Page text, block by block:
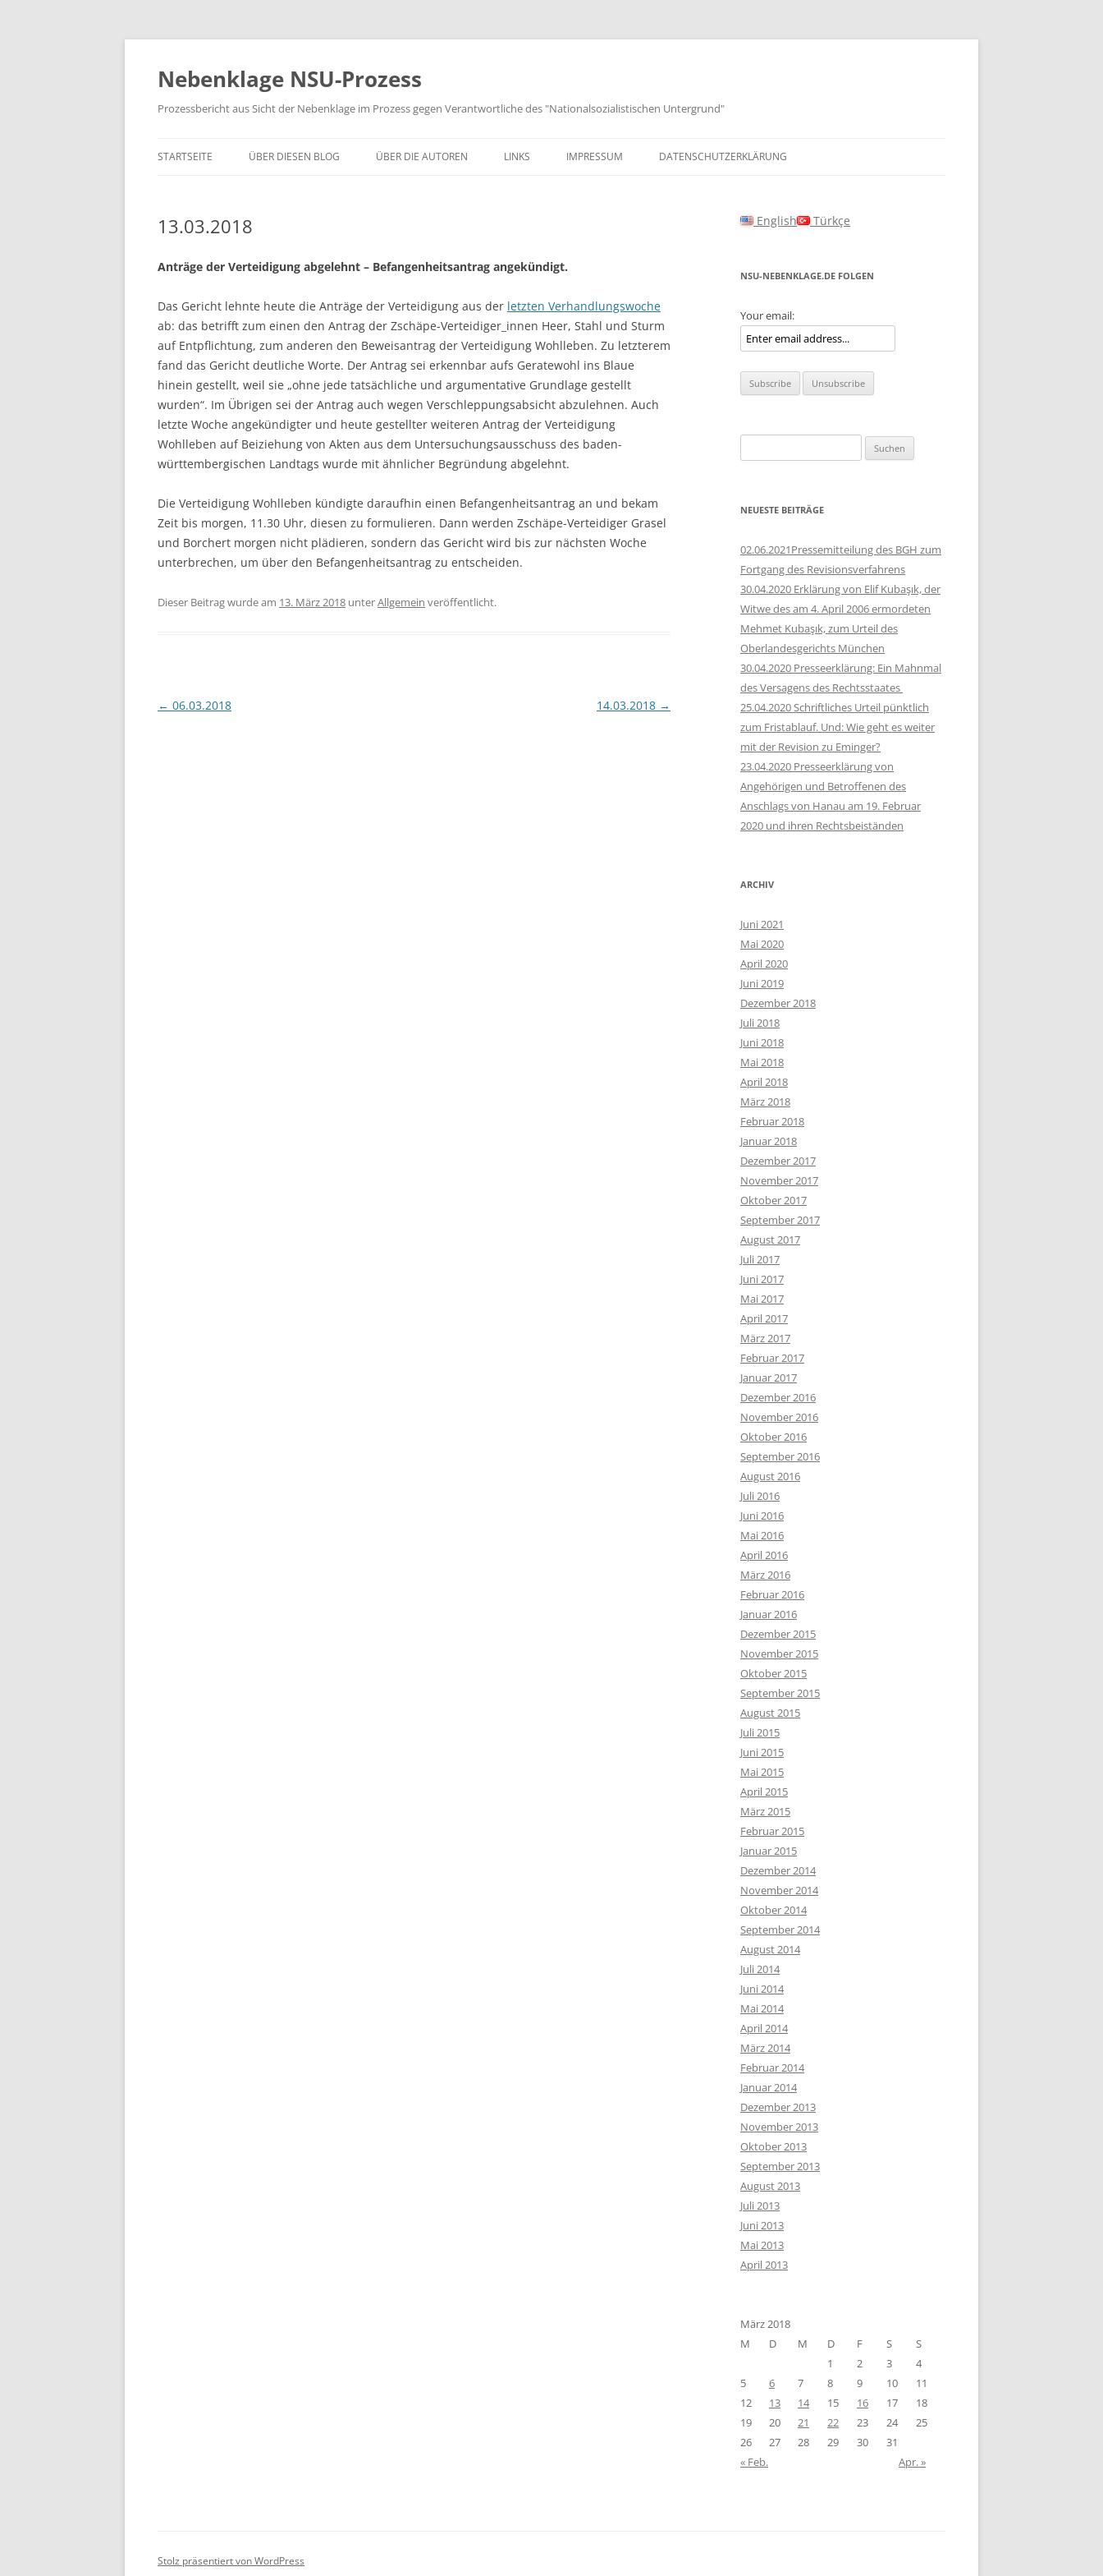
Zum
springen
Nebenklage NSU-Prozess
Prozessbericht aus Sicht der Nebenklage im Prozess gegen Verantwortliche des "Nationalsozialistischen Untergrund"
STARTSEITE ÜBER DIESEN BLOG ÜBER DIE AUTOREN LINKS IMPRESSUM DATENSCHUTZERKLÄRUNG
13.03.2018
Anträge der Verteidigung abgelehnt – Befangenheitsantrag angekündigt.
Das Gericht lehnte heute die Anträge der Verteidigung aus der letzten Verhandlungswoche
ab: das betrifft zum einen den Antrag der Zschäpe-Verteidiger_innen Heer, Stahl und Sturm
auf Entpflichtung, zum anderen den Beweisantrag der Verteidigung Wohlleben. Zu letzterem
fand das Gericht deutliche Worte. Der Antrag sei erkennbar aufs Geratewohl ins Blaue
hinein gestellt, weil sie „ohne jede tatsächliche und argumentative Grundlage gestellt
wurden“. Im Übrigen sei der Antrag auch wegen Verschleppungsabsicht abzulehnen. Auch
letzte Woche angekündigter und heute gestellter weiteren Antrag der Verteidigung
Wohlleben auf Beiziehung von Akten aus dem Untersuchungsausschuss des baden-
württembergischen Landtags wurde mit ähnlicher Begründung abgelehnt.
Die Verteidigung Wohlleben kündigte daraufhin einen Befangenheitsantrag an und bekam
Zeit bis morgen, 11.30 Uhr, diesen zu formulieren. Dann werden Zschäpe-Verteidiger Grasel
und Borchert morgen nicht plädieren, sondern das Gericht wird bis zur nächsten Woche
unterbrechen, um über den Befangenheitsantrag zu entscheiden.
Dieser Beitrag wurde am 13. März 2018 unterAllgemein veröffentlicht.
Beitragsnavigation
← 06.03.2018 14.03.2018 →
English Türkçe
NSU-NEBENKLAGE.DE FOLGEN
Your email:
nach:
NEUESTE BEITRÄGE
02.06.2021Pressemitteilung des BGH zum
Fortgang des Revisionsverfahrens
30.04.2020 Erklärung von Elif Kubaşık, der
Witwe des am 4. April 2006 ermordeten
Mehmet Kubaşık, zum Urteil des
Oberlandesgerichts München
30.04.2020 Presseerklärung: Ein Mahnmal
des Versagens des Rechtsstaates
25.04.2020 Schriftliches Urteil pünktlich
zum Fristablauf. Und: Wie geht es weiter
mit der Revision zu Eminger?
23.04.2020 Presseerklärung von
Angehörigen und Betroffenen des
Anschlags von Hanau am 19. Februar
2020 und ihren Rechtsbeiständen
ARCHIV
Juni 2021
Mai 2020
April 2020
Juni 2019
Dezember 2018
Juli 2018
Juni 2018
Mai 2018
April 2018
März 2018
Februar 2018
Januar 2018
Dezember 2017
November 2017
Oktober 2017
September 2017
August 2017
Juli 2017
Juni 2017
Mai 2017
April 2017
März 2017
Februar 2017
Januar 2017
Dezember 2016
November 2016
Oktober 2016
September 2016
August 2016
Juli 2016
Juni 2016
Mai 2016
April 2016
März 2016
Februar 2016
Januar 2016
Dezember 2015
November 2015
Oktober 2015
September 2015
August 2015
Juli 2015
Juni 2015
Mai 2015
April 2015
März 2015
Februar 2015
Januar 2015
Dezember 2014
November 2014
Oktober 2014
September 2014
August 2014
Juli 2014
Juni 2014
Mai 2014
April 2014
März 2014
Februar 2014
Januar 2014
Dezember 2013
November 2013
Oktober 2013
September 2013
August 2013
Juli 2013
Juni 2013
Mai 2013
April 2013
März 2018
M
D M D F S
S
1
2 3
4
5
6 7 8 9 10
11
12
13 14 15 16 17
18
19
20 21 22 23 24
25
26
27 28 29 30
31
« Feb.
Apr. »
Stolz präsentiert von WordPress